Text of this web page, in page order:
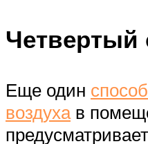
Четвертый
Еще один
воздухав